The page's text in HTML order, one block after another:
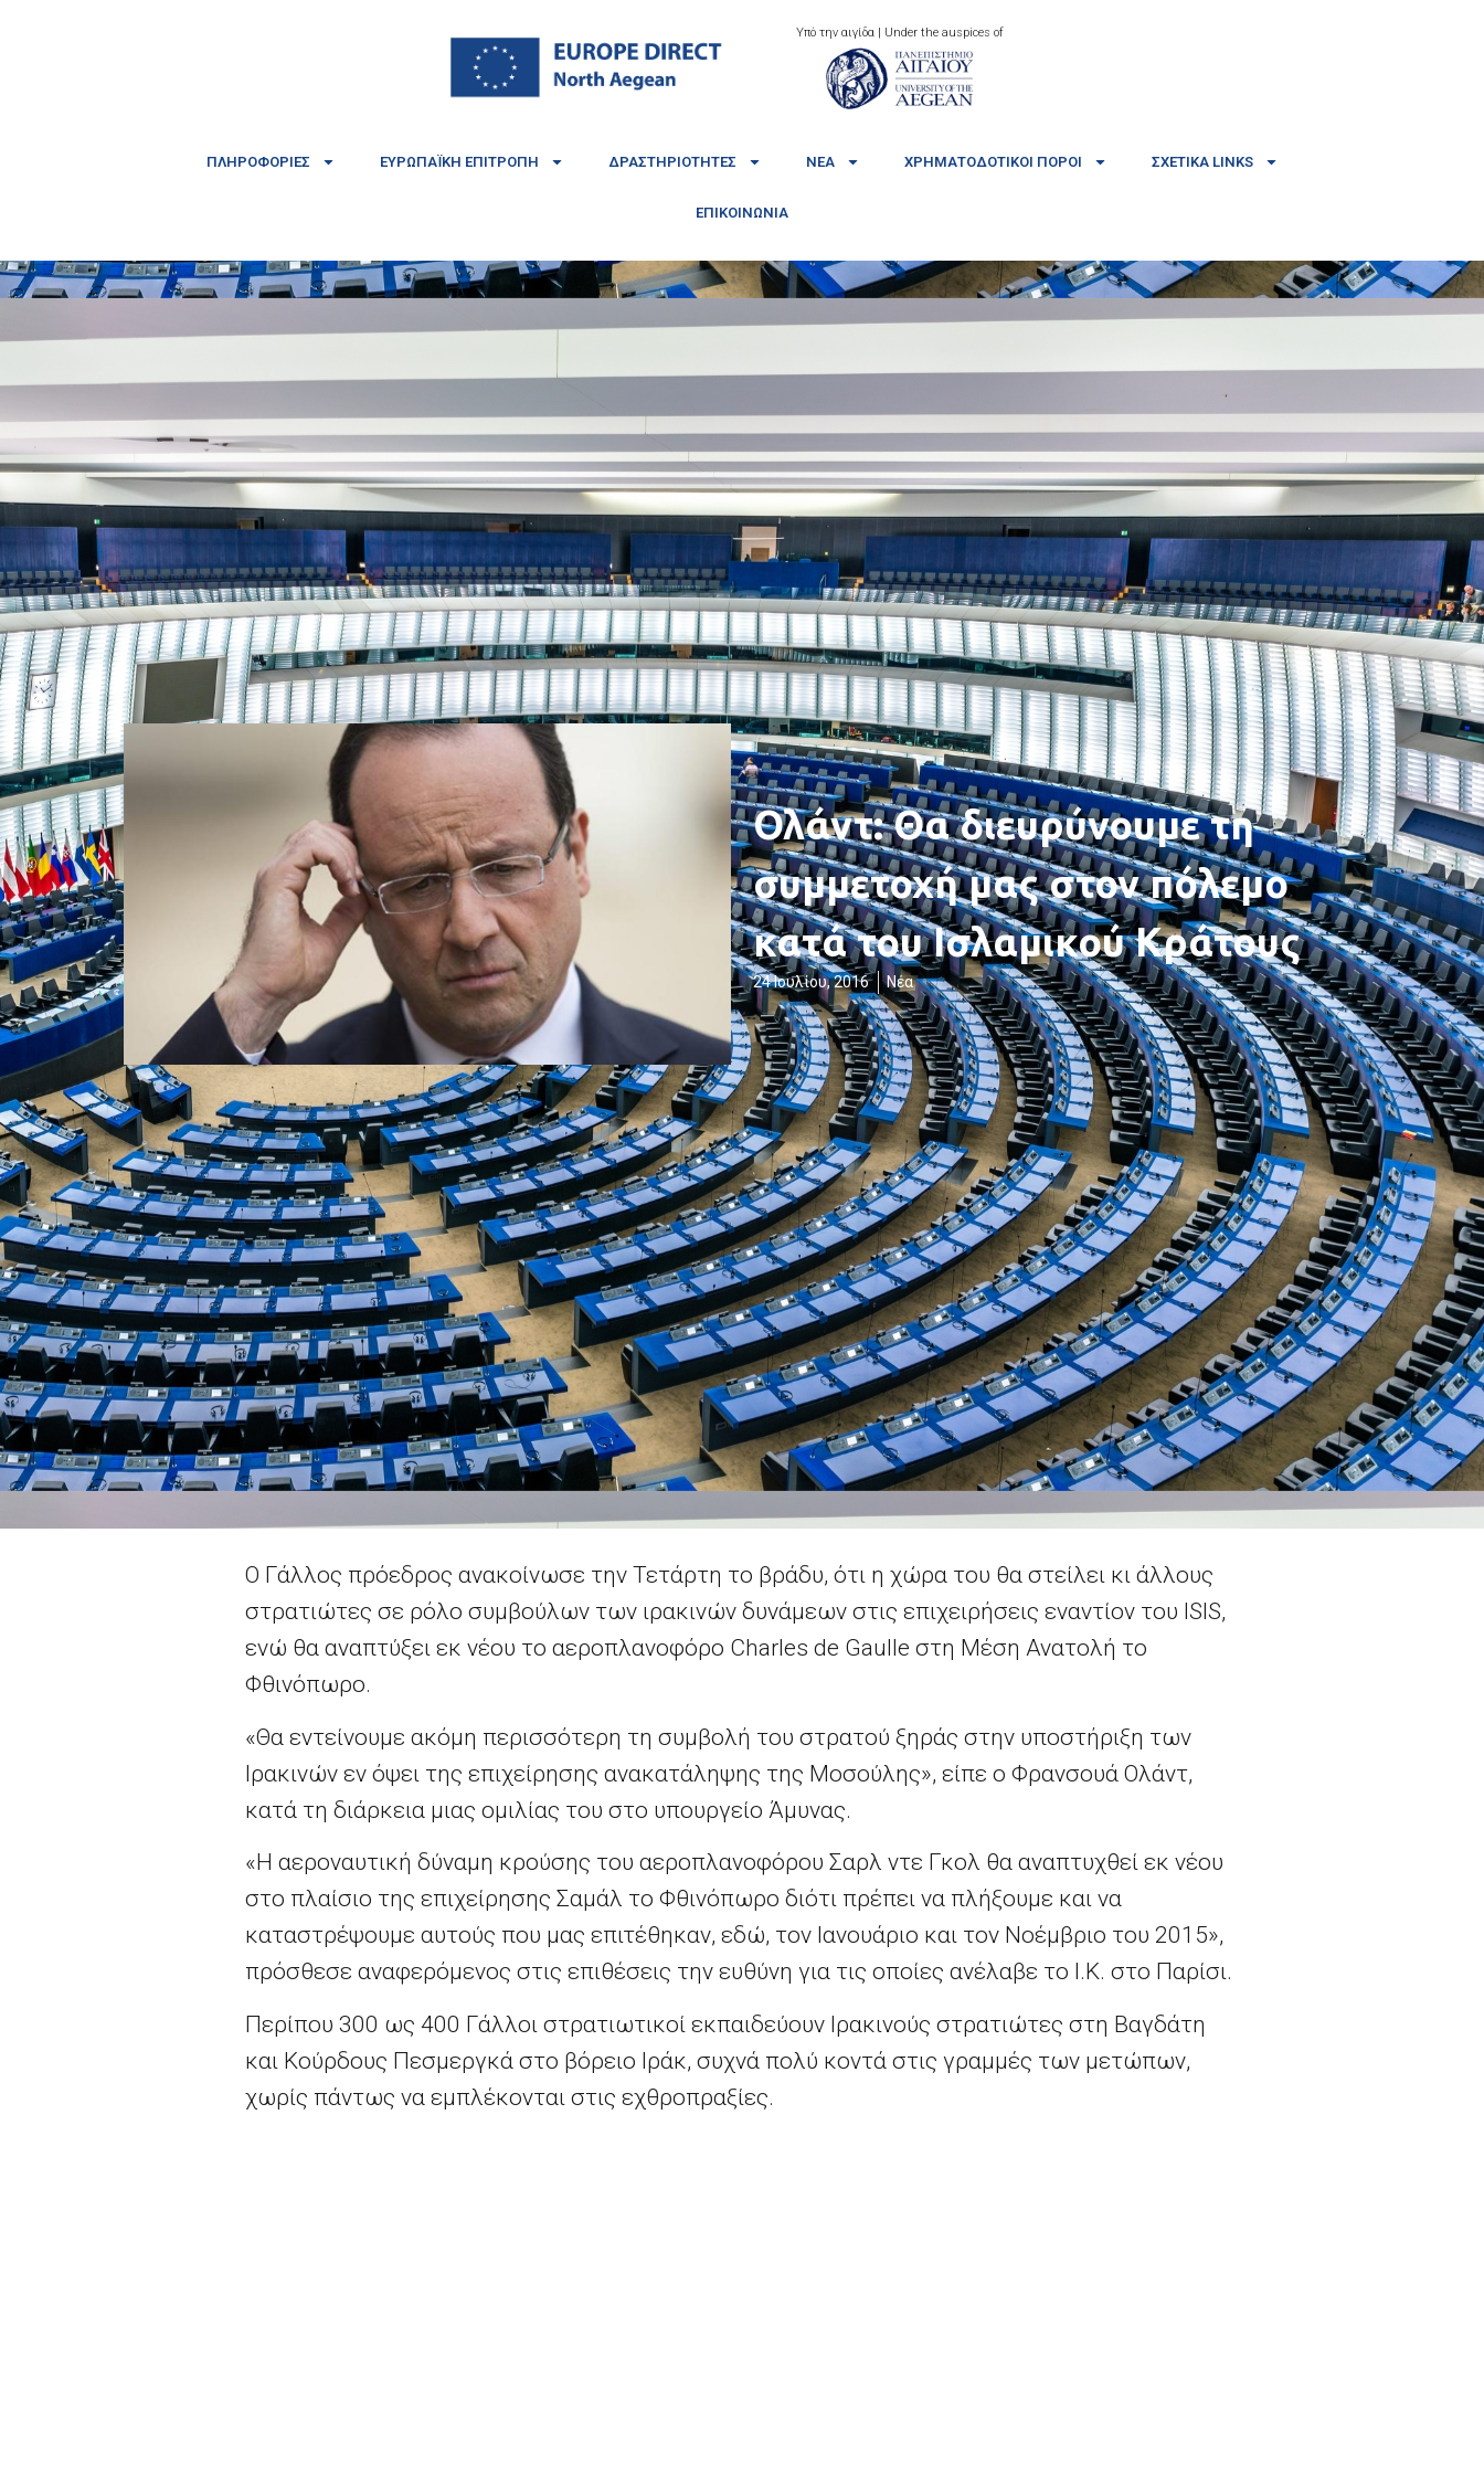
Υπό την αιγίδα | Under the auspices of
ΠΛΗΡΟΦΟΡΊΕΣ ΕΥΡΩΠΑΪΚΉ ΕΠΙΤΡΟΠΉ ΔΡΑΣΤΗΡΙΌΤΗΤΕΣ ΝΈΑ ΧΡΗΜΑΤΟΔΟΤΙΚΟΊ ΠΌΡΟΙ ΣΧΕΤΙΚΆ LINKS
ΕΠΙΚΟΙΝΩΝΊΑ
Ολάντ: Θα διευρύνουμε τη
συμμετοχή μας στον πόλεμο
κατά του Ισλαμικού Κράτους
24 Ιουλίου, 2016 Νέα
O Γάλλος πρόεδρος ανακοίνωσε την Τετάρτη το βράδυ, ότι η χώρα του θα στείλει κι άλλους
στρατιώτες σε ρόλο συμβούλων των ιρακινών δυνάμεων στις επιχειρήσεις εναντίον του ISIS,
ενώ θα αναπτύξει εκ νέου το αεροπλανοφόρο Charles de Gaulle στη Μέση Ανατολή το
Φθινόπωρο.
«Θα εντείνουμε ακόμη περισσότερη τη συμβολή του στρατού ξηράς στην υποστήριξη των
Ιρακινών εν όψει της επιχείρησης ανακατάληψης της Μοσούλης», είπε ο Φρανσουά Ολάντ,
κατά τη διάρκεια μιας ομιλίας του στο υπουργείο Άμυνας.
«Η αεροναυτική δύναμη κρούσης του αεροπλανοφόρου Σαρλ ντε Γκολ θα αναπτυχθεί εκ νέου
στο πλαίσιο της επιχείρησης Σαμάλ το Φθινόπωρο διότι πρέπει να πλήξουμε και να
καταστρέψουμε αυτούς που μας επιτέθηκαν, εδώ, τον Ιανουάριο και τον Νοέμβριο του 2015»,
πρόσθεσε αναφερόμενος στις επιθέσεις την ευθύνη για τις οποίες ανέλαβε το Ι.Κ. στο Παρίσι.
Περίπου 300 ως 400 Γάλλοι στρατιωτικοί εκπαιδεύουν Ιρακινούς στρατιώτες στη Βαγδάτη
και Κούρδους Πεσμεργκά στο βόρειο Ιράκ, συχνά πολύ κοντά στις γραμμές των μετώπων,
χωρίς πάντως να εμπλέκονται στις εχθροπραξίες.